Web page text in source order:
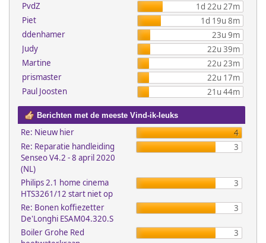
PvdZ
1d 22u 27m
Piet
1d 19u 8m
ddenhamer
23u 9m
Judy
22u 39m
Martine
22u 23m
prismaster
22u 17m
Paul Joosten
21u 44m
Berichten met de meeste Vind-ik-leuks
Re: Nieuw hier
4
Re: Reparatie handleiding
Senseo V4.2 - 8 april 2020
(NL)
3
Philips 2.1 home cinema
HTS3261/12 start niet op
3
Re: Bonen koffiezetter
De'Longhi ESAM04.320.S
3
Boiler Grohe Red
3